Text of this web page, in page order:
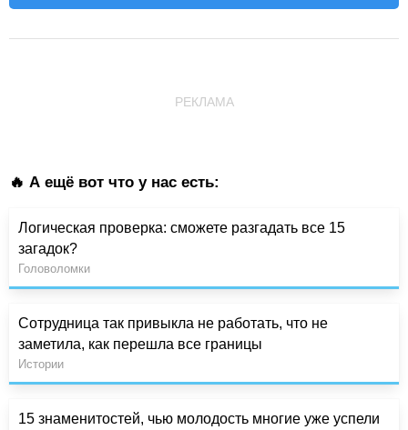
РЕКЛАМА
🔥 А ещё вот что у нас есть:
Логическая проверка: сможете разгадать все 15
загадок?
Головоломки
Сотрудница так привыкла не работать, что не
заметила, как перешла все границы
Истории
15 знаменитостей, чью молодость многие уже успели